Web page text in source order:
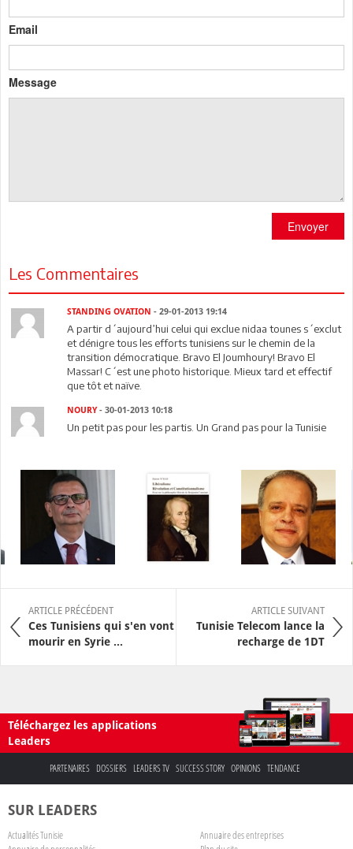
Email
Message
Envoyer
Les Commentaires
STANDING OVATION - 29-01-2013 19:14
A partir d´aujourd’hui celui qui exclue nidaa tounes s´exclut
et dénigre tous les efforts tunisiens sur le chemin de la
transition démocratique. Bravo El Joumhoury! Bravo El
Massar! C´est une photo historique. Mieux tard et effectif
que tôt et naïve.
NOURY- 30-01-2013 10:18
Un petit pas pour les partis. Un Grand pas pour la Tunisie
ARTICLE PRÉCÉDENT
Ces Tunisiens qui s'en vont
mourir en Syrie ...
ARTICLE SUIVANT
Tunisie Telecom lance la
recharge de 1DT
Téléchargez les applications
Leaders
PARTENAIRES DOSSIERS LEADERS TV SUCCESS STORY OPINIONS TENDANCE
SUR LEADERS
Actualités Tunisie
Annuaire des entreprises